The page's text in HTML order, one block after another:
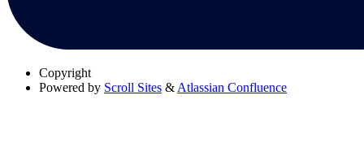
Copyright
Powered by Scroll Sites & Atlassian Confluence